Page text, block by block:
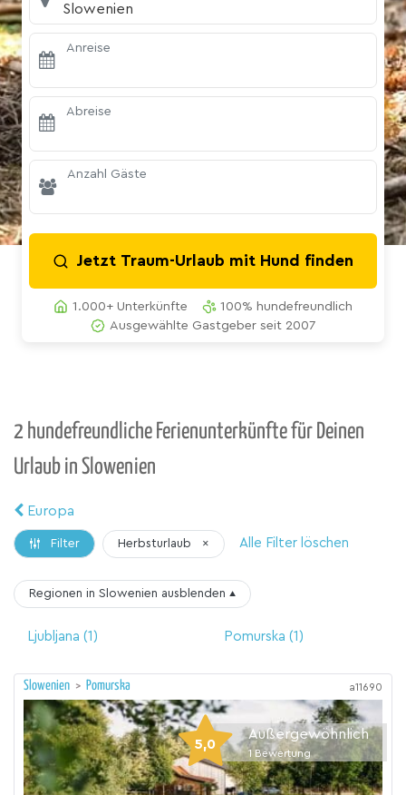
Slowenien
Anreise
Abreise
Anzahl Gäste
Jetzt Traum-Urlaub mit Hund finden
1.000+ Unterkünfte
100% hundefreundlich
Ausgewählte Gastgeber seit 2007
2 hundefreundliche Ferienunterkünfte für Deinen
Urlaub in Slowenien
Europa
Filter Herbsturlaub × Alle Filter löschen
Regionen in Slowenien ausblenden ▴
Ljubljana (1) Pomurska (1)
Slowenien > Pomurska a11690
5,0
Außergewöhnlich
1 Bewertung